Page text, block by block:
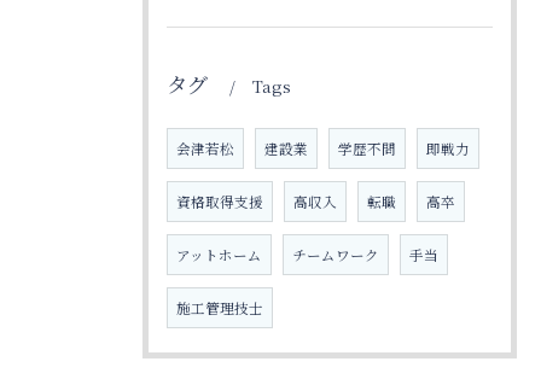
タグ Tags
会津若松 建設業 学歴不問 即戦力
資格取得支援 高収入 転職 高卒
アットホーム チームワーク 手当
施工管理技士